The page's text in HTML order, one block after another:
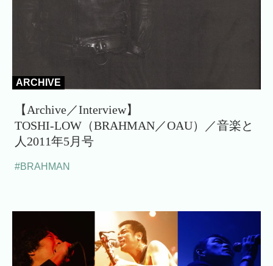
ARCHIVE
【Archive／Interview】
TOSHI-LOW（BRAHMAN／OAU）／音楽と
人2011年5月号
#BRAHMAN